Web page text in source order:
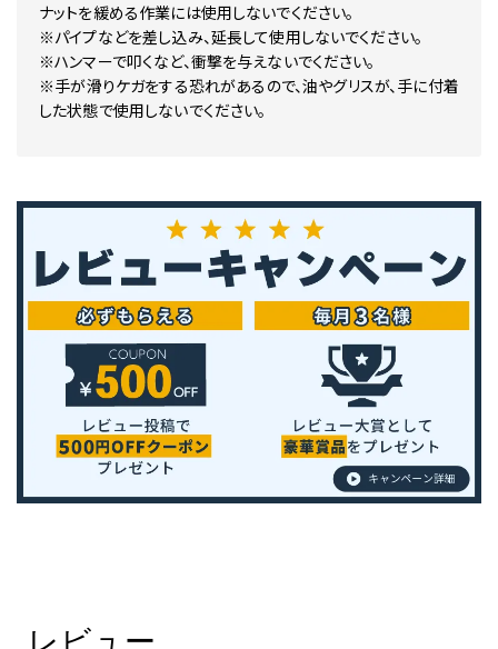
ナットを緩める作業には使用しないでください。
※パイプなどを差し込み、延長して使用しないでください。
※ハンマーで叩くなど、衝撃を与えないでください。
※手が滑りケガをする恐れがあるので、油やグリスが、手に付着
した状態で使用しないでください。
レビュー